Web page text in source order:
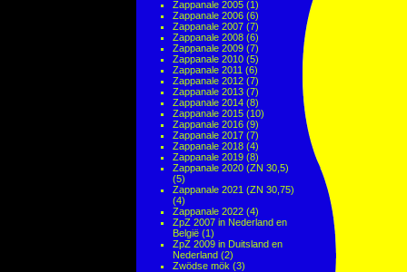
Zappanale 2005 (1)
Zappanale 2006 (6)
Zappanale 2007 (7)
Zappanale 2008 (6)
Zappanale 2009 (7)
Zappanale 2010 (5)
Zappanale 2011 (6)
Zappanale 2012 (7)
Zappanale 2013 (7)
Zappanale 2014 (8)
Zappanale 2015 (10)
Zappanale 2016 (9)
Zappanale 2017 (7)
Zappanale 2018 (4)
Zappanale 2019 (8)
Zappanale 2020 (ZN 30,5)
(5)
Zappanale 2021 (ZN 30,75)
(4)
Zappanale 2022 (4)
ZpZ 2007 in Nederland en
België (1)
ZpZ 2009 in Duitsland en
Nederland (2)
Zwödse mök (3)